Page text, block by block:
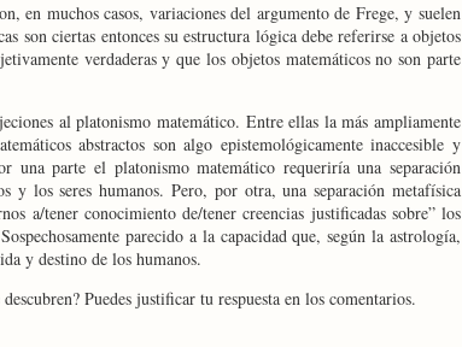
en muchos casos, variaciones del argumento de Frege, y suelen
son ciertas entonces su estructura lógica debe referirse a objetos
verdaderas y que los objetos matemáticos no son parte
al platonismo matemático. Entre ellas la más ampliamente
abstractos son algo epistemológicamente inaccesible y
una parte el platonismo matemático requeriría una separación
y los seres humanos. Pero, por otra, una separación metafísica
a/tener conocimiento de/tener creencias justificadas sobre” los
parecido a la capacidad que, según la astrología,
y destino de los humanos.
Puedes justificar tu respuesta en los comentarios.